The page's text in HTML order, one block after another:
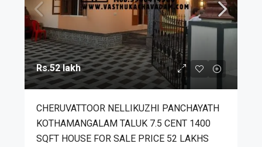
Rs.52 lakh
CHERUVATTOOR NELLIKUZHI PANCHAYATH
KOTHAMANGALAM TALUK 7.5 CENT 1400
SQFT HOUSE FOR SALE PRICE 52 LAKHS